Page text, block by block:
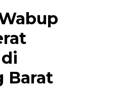
Barat